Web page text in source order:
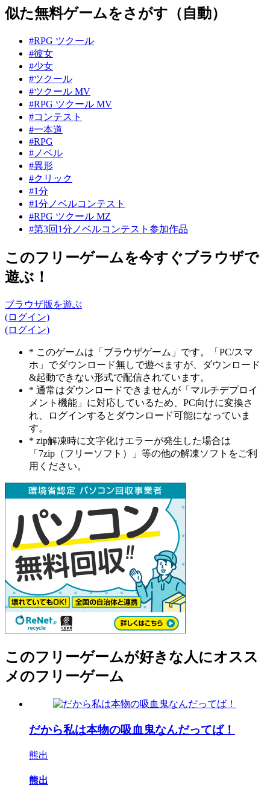
似た無料ゲームをさがす（自動）
#RPG ツクール
#彼女
#少女
#ツクール
#ツクール MV
#RPG ツクール MV
#コンテスト
#一本道
#RPG
#ノベル
#異形
#クリック
#1分
#1分ノベルコンテスト
#RPG ツクール MZ
#第3回1分ノベルコンテスト参加作品
このフリーゲームを今すぐブラウザで
遊ぶ！
ブラウザ版を遊ぶ
(ログイン)
(ログイン)
* このゲームは「ブラウザゲーム」です。「PC/スマ
ホ」でダウンロード無しで遊べますが、ダウンロード
&起動できない形式で配信されています。
* 通常はダウンロードできませんが「マルチデプロイ
メント機能」に対応しているため、PC向けに変換さ
れ、ログインするとダウンロード可能になっていま
す。
* zip解凍時に文字化けエラーが発生した場合は
「7zip（フリーソフト）」等の他の解凍ソフトをご利
用ください。
このフリーゲームが好きな人にオスス
メのフリーゲーム
だから私は本物の吸血鬼なんだってば！
熊出
熊出